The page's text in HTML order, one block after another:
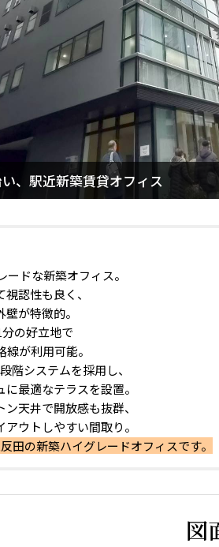
、駅近新築賃貸オフィス
ンス
ドな新築オフィス。
認性も良く、
が特徴的。
の好立地で
が利用可能。
階システムを採用し、
最適なテラスを設置。
天井で開放感も抜群、
ウトしやすい間取り。
田の新築ハイグレードオフィスです。
図